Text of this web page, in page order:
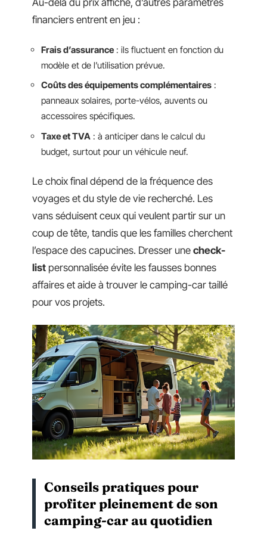
Au-delà du prix affiché, d’autres paramètres
financiers entrent en jeu :
Frais d’assurance : ils fluctuent en fonction du
modèle et de l’utilisation prévue.
Coûts des équipements complémentaires :
panneaux solaires, porte-vélos, auvents ou
accessoires spécifiques.
Taxe et TVA : à anticiper dans le calcul du
budget, surtout pour un véhicule neuf.
Le choix final dépend de la fréquence des
voyages et du style de vie recherché. Les
vans séduisent ceux qui veulent partir sur un
coup de tête, tandis que les familles cherchent
l’espace des capucines. Dresser une check-
list personnalisée évite les fausses bonnes
affaires et aide à trouver le camping-car taillé
pour vos projets.
Conseils pratiques pour
profiter pleinement de son
camping-car au quotidien